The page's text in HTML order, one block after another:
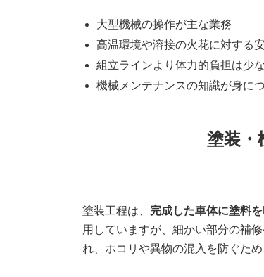
大型機械の操作が主な業務
高温環境や溶接の火花に対する
組立ラインより体力的負担は少
機械メンテナンスの知識が身につ
塗装
塗装工程は、 完成した車体に塗料
用していますが、細かい部分の補
れ、ホコリや異物の混入を防ぐた